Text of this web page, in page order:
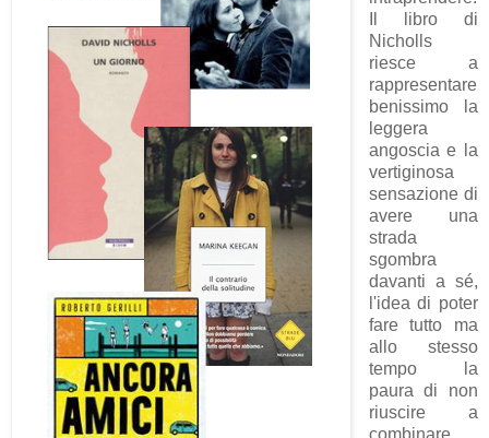
Il libro di
Nicholls
riesce a
rappresentare
benissimo la
leggera
angoscia e la
vertiginosa
sensazione di
avere una
strada
sgombra
davanti a sé,
l'idea di poter
fare tutto ma
allo stesso
tempo la
paura di non
riuscire a
combinare